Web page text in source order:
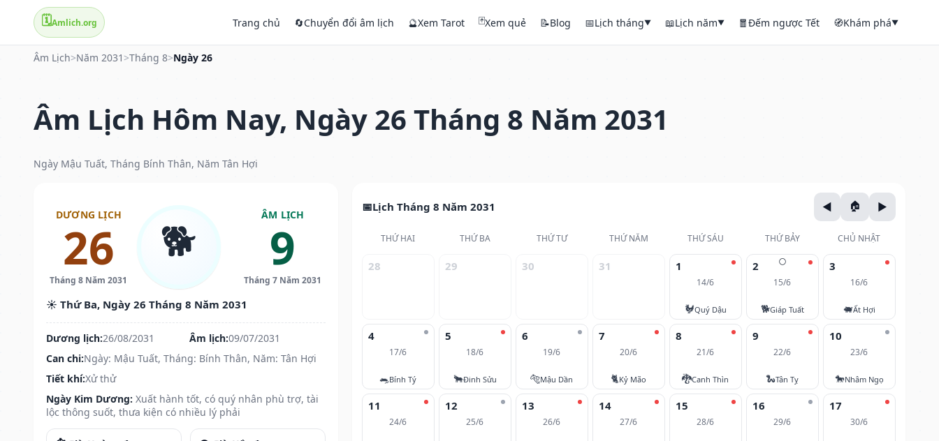
🗓️Amlich.org Trang chủ 🔄Chuyển đổi âm lịch 🔮Xem Tarot 🃏Xem quẻ 📝Blog 📅Lịch tháng▼ 📖Lịch năm▼ 🧧Đếm ngược Tết 🧭Khám phá▼
Âm Lịch>Năm 2031 >Tháng 8>Ngày 26
Âm Lịch Hôm Nay, Ngày 26 Tháng 8 Năm 2031
Ngày Mậu Tuất, Tháng Bính Thân, Năm Tân Hợi
DƯƠNG LỊCH
26
Tháng 8 Năm 2031
🐕 ÂM LỊCH
9
Tháng 7 Năm 2031
☀️ Thứ Ba, Ngày 26 Tháng 8 Năm 2031
Dương lịch:26/08/2031 Âm lịch:09/07/2031
Can chi:Ngày: Mậu Tuất, Tháng: Bính Thân, Năm: Tân Hợi
Tiết khí:Xử thử
Ngày Kim Dương: Xuất hành tốt, có quý nhân phù trợ, tài
lộc thông suốt, thưa kiện có nhiều lý phải
Lịch Tháng 8 Năm 2031
THỨ HAI THỨ BA THỨ TƯ THỨ NĂM THỨ SÁU THỨ BẢY CHỦ NHẬT
28 29 30 31 1
14/6
🐓Quý Dậu
🌕
2
15/6
🐕Giáp Tuất
3
16/6
🐖Ất Hợi
4
17/6
🐀Bính Tý
5
18/6
🐂Đinh Sửu
6
19/6
🐅Mậu Dần
7
20/6
🐈Kỷ Mão
8
21/6
🐉Canh Thìn
9
22/6
🐍Tân Tỵ
10
23/6
🐎Nhâm Ngọ
11
24/6
12
25/6
13
26/6
14
27/6
15
28/6
16
29/6
17
30/6